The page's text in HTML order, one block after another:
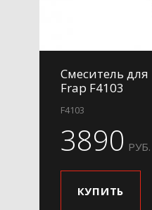
Смеситель для
Frap F4103
F4103
3890 РУБ.
КУПИТЬ